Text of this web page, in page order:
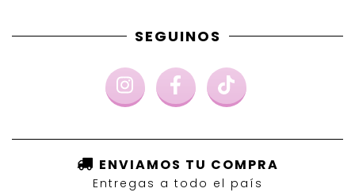
SEGUINOS
ENVIAMOS TU COMPRA
Entregas a todo el país